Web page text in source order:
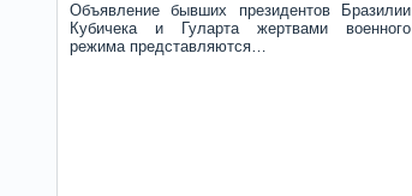
Объявление бывших президентов Бразилии
Кубичека и Гуларта жертвами военного
режима представляются…